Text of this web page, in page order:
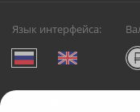
Язык интерфейса:
Служба